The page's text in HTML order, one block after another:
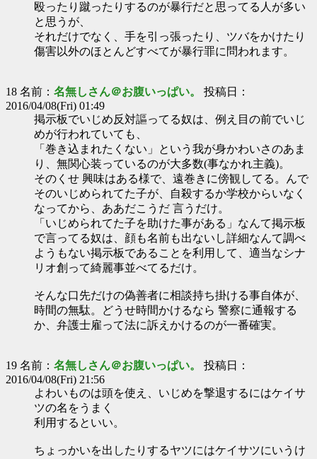
殴ったり蹴ったりするのが暴行だと思ってる人が多い
と思うが、
それだけでなく、手を引っ張ったり、ツバをかけたり
傷害以外のほとんどすべてが暴行罪に問われます。
18 名前： 名無しさん＠お腹いっぱい。 投稿日：
2016/04/08(Fri) 01:49
掲示板でいじめ反対謳ってる奴は、例え目の前でいじ
めが行われていても、
「巻き込まれたくない」という我が身かわいさのあま
り、無関心装っているのが大多数(事なかれ主義)。
そのくせ 興味はある様で、遠巻きに傍観してる。んで
そのいじめられてた子が、自殺するか学校からいなく
なってから、ああだこうだ 言うだけ。
「いじめられてた子を助けた事がある」なんて掲示板
で言ってる奴は、顔も名前も出ないし詳細なんて調べ
ようもない掲示板であることを利用して、適当なシナ
リオ創って綺麗事並べてるだけ。
そんな口先だけの偽善者に相談持ち掛ける事自体が、
時間の無駄。どうせ時間かけるなら 警察に通報する
か、弁護士雇って法に訴えかけるのが一番確実。
19 名前： 名無しさん＠お腹いっぱい。 投稿日：
2016/04/08(Fri) 21:56
よわいものは頭を使え、いじめを撃退するにはケイサ
ツの名をうまく
利用するといい。
ちょっかいを出したりするヤツにはケイサツにいうけ